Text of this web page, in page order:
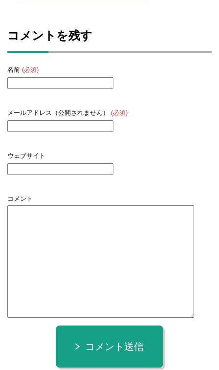
コメントを残す
名前 (必須)
メールアドレス（公開されません） (必須)
ウェブサイト
コメント
コメント送信